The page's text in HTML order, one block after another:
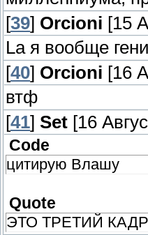
[39] Orcioni [15
Lа я вообще
[40] Orcioni [16
втф
[41] Set [16
Code
цитирую Влашу
Quote
ЭТО ТРЕТИЙ